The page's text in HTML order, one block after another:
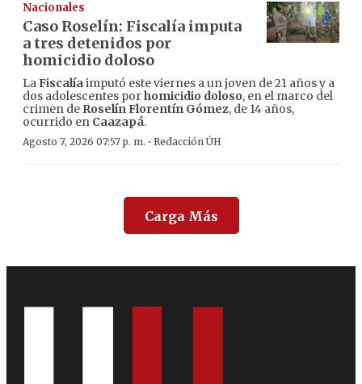
Nacionales
Caso Roselín: Fiscalía imputa
a tres detenidos por
homicidio doloso
LaFiscalíaimputó este viernes a un joven de 21 años y a
dos adolescentes porhomicidio doloso, en el marco del
crimen de Roselín Florentín Gómez, de 14 años,
ocurrido en Caazapá.
Agosto 7, 2026 07:57 p. m. · Redacción ÚH
Carga Más